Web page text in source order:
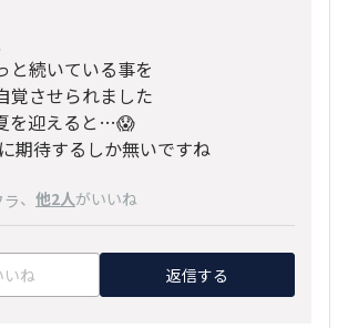
と続いている事を
覚させられました
を迎えると…😱
期待するしか無いですね
、 他2人がいいね
ね 返信する